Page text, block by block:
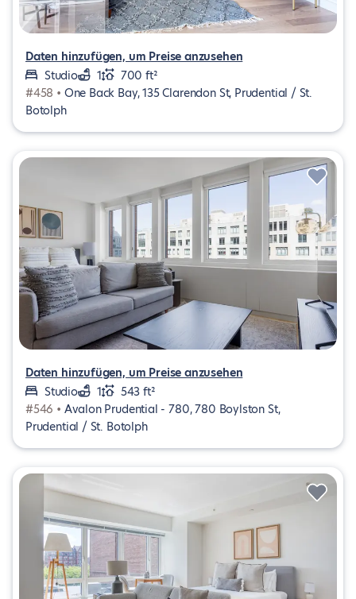
Daten hinzufügen, um Preise anzusehen
Studio
1
700 ft²
#458 • One Back Bay, 135 Clarendon St, Prudential / St.
Botolph
Daten hinzufügen, um Preise anzusehen
Studio
1
543 ft²
#546 • Avalon Prudential - 780, 780 Boylston St,
Prudential / St. Botolph